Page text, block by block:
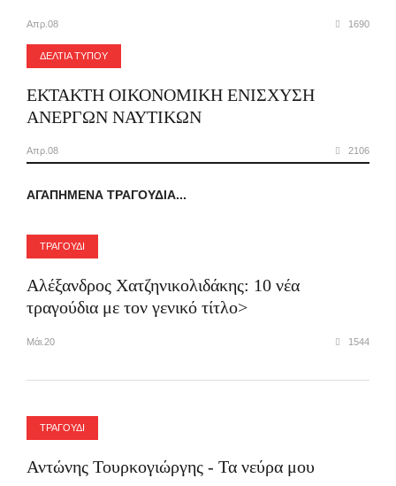
Απρ.08 1690
ΔΕΛΤΙΑ ΤΥΠΟΥ
ΕΚΤΑΚΤΗ ΟΙΚΟΝΟΜΙΚΗ ΕΝΙΣΧΥΣΗ
ΑΝΕΡΓΩΝ ΝΑΥΤΙΚΩΝ
Απρ.08 2106
ΑΓΑΠΗΜΈΝΑ ΤΡΑΓΟΎΔΙΑ...
ΤΡΑΓΟΥΔΙ
Αλέξανδρος Χατζηνικολιδάκης: 10 νέα
τραγούδια με τον γενικό τίτλο>
Μάι.20 1544
ΤΡΑΓΟΥΔΙ
Αντώνης Τουρκογιώργης - Τα νεύρα μου